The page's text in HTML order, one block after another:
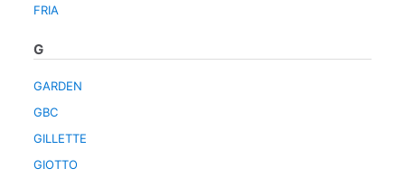
FRIA
G
GARDEN
GBC
GILLETTE
GIOTTO